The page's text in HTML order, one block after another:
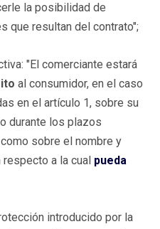
la posibilidad de
que resultan del contrato";
"El comerciante estará
al consumidor, en el caso
en el artículo 1, sobre su
durante los plazos
sobre el nombre y
a la cual pueda
introducido por la